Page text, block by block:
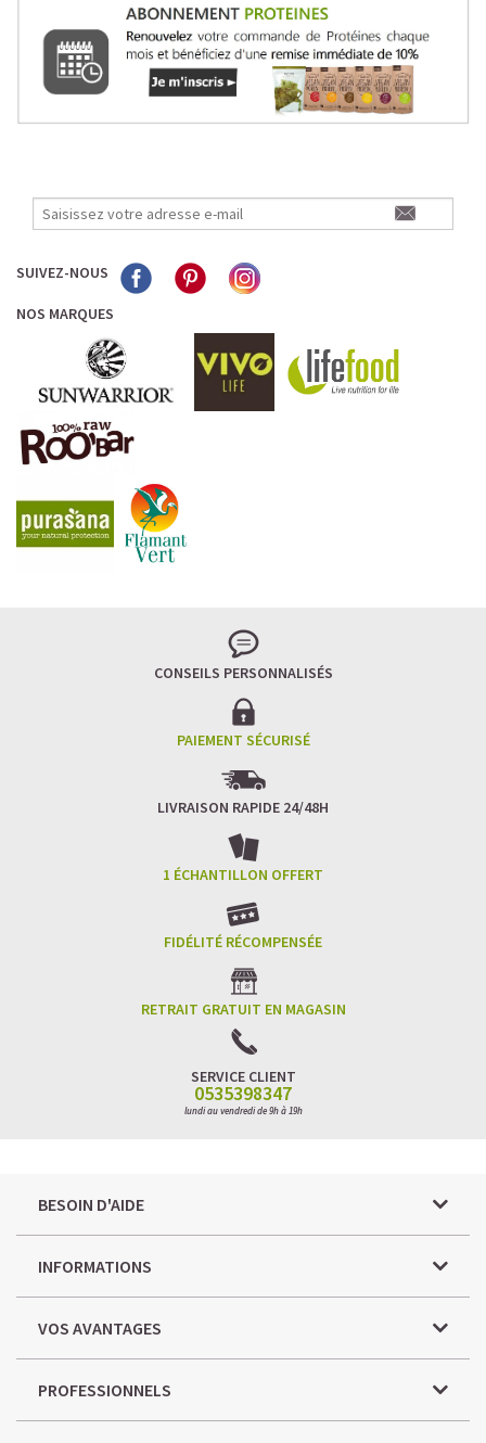
SUIVEZ-NOUS
NOS MARQUES
CONSEILS PERSONNALISÉS
PAIEMENT SÉCURISÉ
LIVRAISON RAPIDE 24/48H
1 ÉCHANTILLON OFFERT
FIDÉLITÉ RÉCOMPENSÉE
RETRAIT GRATUIT EN MAGASIN
SERVICE CLIENT
0535398347
lundi au vendredi de 9h à 19h
BESOIN D'AIDE
INFORMATIONS
VOS AVANTAGES
PROFESSIONNELS